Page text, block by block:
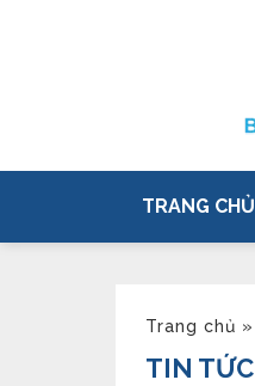
TRANG CHỦ
Trang chủ »
TIN TỨC